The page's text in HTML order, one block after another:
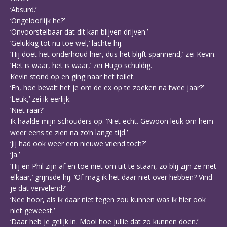
‘Absurd.’
‘Ongelooflijk he?’
‘Onvoorstelbaar dat dit kan blijven drijven.’
‘Gelukkig tot nu toe wel,’ lachte hij.
‘Hij doet het onderhoud hier, dus het blijft spannend,’ zei Kevin.
‘Het is waar, het is waar,’ zei Hugo schuldig.
Kevin stond op en ging naar het toilet.
‘En, hoe bevalt het je om de ex op te zoeken na twee jaar?’
‘Leuk,’ zei ik eerlijk.
‘Niet raar?’
Ik haalde mijn schouders op. ‘Niet echt. Gewoon leuk om hem
weer eens te zien na zo’n lange tijd.’
‘Jij had ook weer een nieuwe vriend toch?’
‘Ja.’
‘Hij en Phil zijn af en toe niet om uit te staan, zo blij zijn ze met
elkaar,’ grijnsde hij. ‘Of mag ik het daar niet over hebben? Vind
je dat vervelend?’
‘Nee hoor, als ik daar niet tegen zou kunnen was ik hier ook
niet geweest.’
‘Daar heb je gelijk in. Mooi hoe jullie dat zo kunnen doen.’